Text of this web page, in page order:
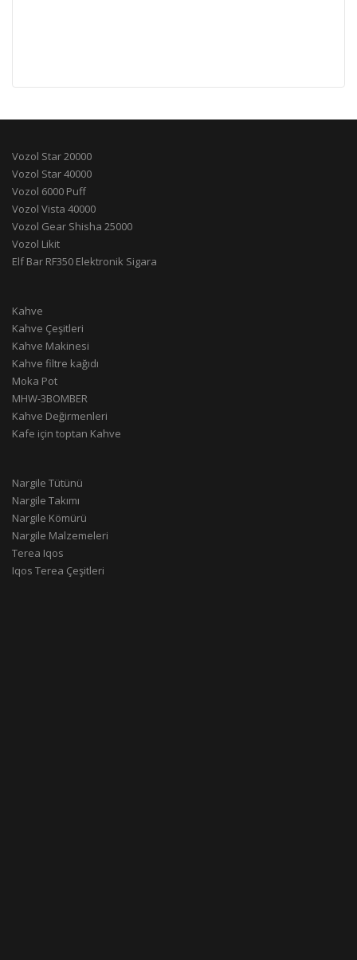
Vozol Star 20000
Vozol Star 40000
Vozol 6000 Puff
Vozol Vista 40000
Vozol Gear Shisha 25000
Vozol Likit
Elf Bar RF350 Elektronik Sigara
Kahve
Kahve Çeşitleri
Kahve Makinesi
Kahve filtre kağıdı
Moka Pot
MHW-3BOMBER
Kahve Değirmenleri
Kafe için toptan Kahve
Nargile Tütünü
Nargile Takımı
Nargile Kömürü
Nargile Malzemeleri
Terea Iqos
Iqos Terea Çeşitleri